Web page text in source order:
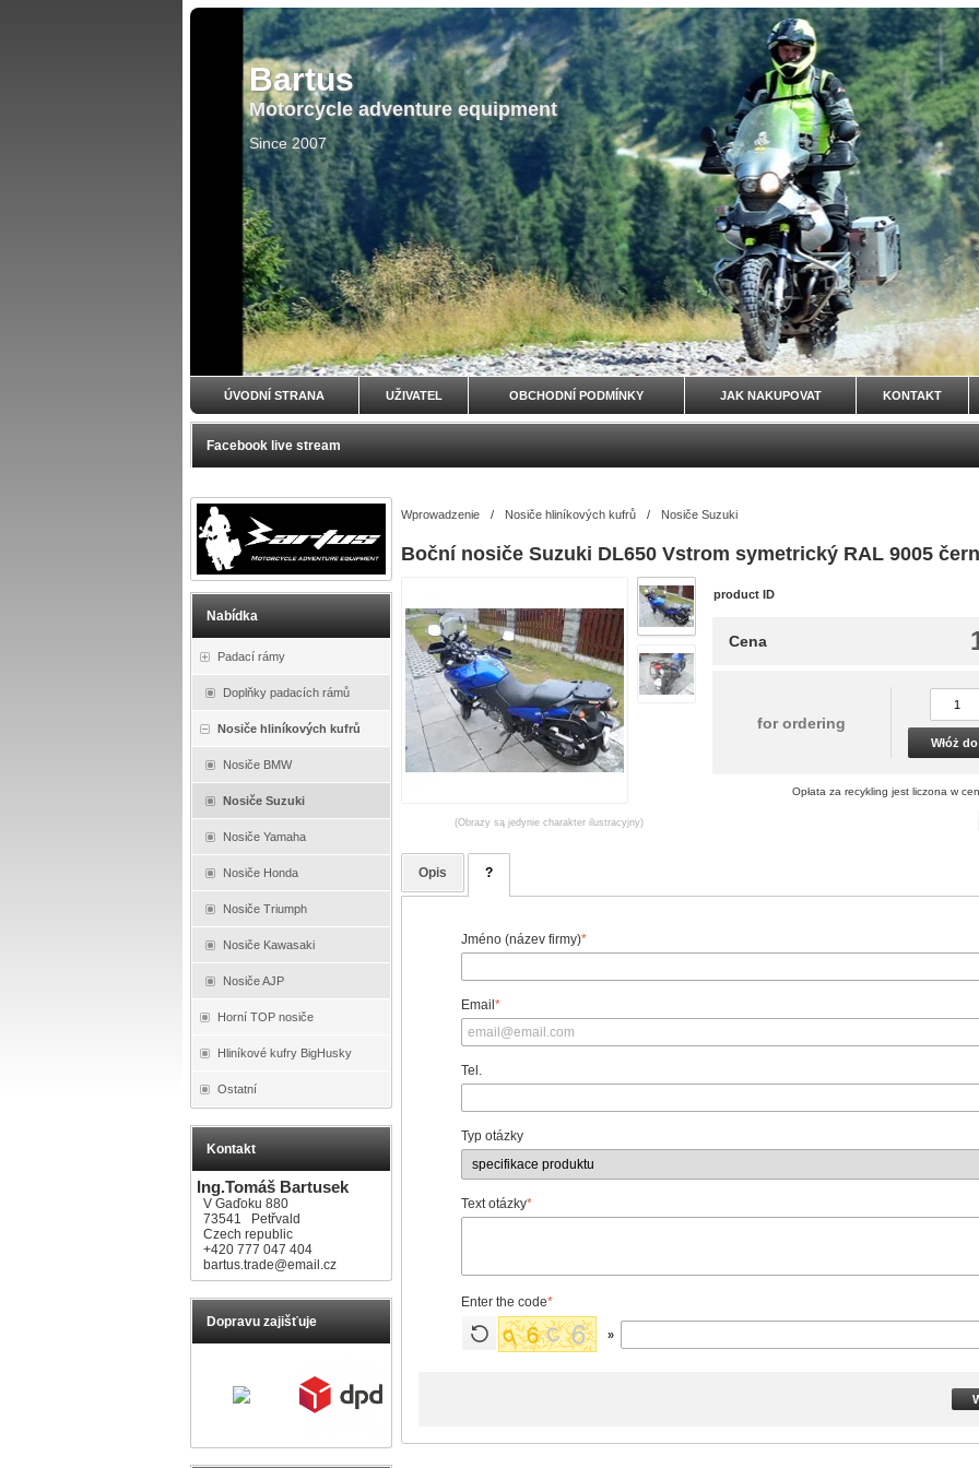
Bartus
Motorcycle adventure equipment
Since 2007
ÚVODNÍ STRANA UŽIVATEL OBCHODNÍ PODMÍNKY JAK NAKUPOVAT KONTAKT
Facebook live stream
Nabídka
Padací rámy
Doplňky padacích rámů
Nosiče hliníkových kufrů
Nosiče BMW
Nosiče Suzuki
Nosiče Yamaha
Nosiče Honda
Nosiče Triumph
Nosiče Kawasaki
Nosiče AJP
Horní TOP nosiče
Hliníkové kufry BigHusky
Ostatní
Kontakt
Ing.Tomáš Bartusek
V Gaďoku 880
73541 Petřvald
Czech republic
+420 777 047 404
bartus.trade@email.cz
Dopravu zajišťuje
Wprowadzenie / Nosiče hliníkových kufrů / Nosiče Suzuki
Boční nosiče Suzuki DL650 Vstrom symetrický RAL 9005
(Obrazy są jedynie charakter ilustracyjny)
product ID
Cena
for ordering
Włóż
Opłata za recykling jest liczona w
Opis ?
Jméno (název firmy)*
Email*
Tel.
Typ otázky
Text otázky*
Enter the code*
»